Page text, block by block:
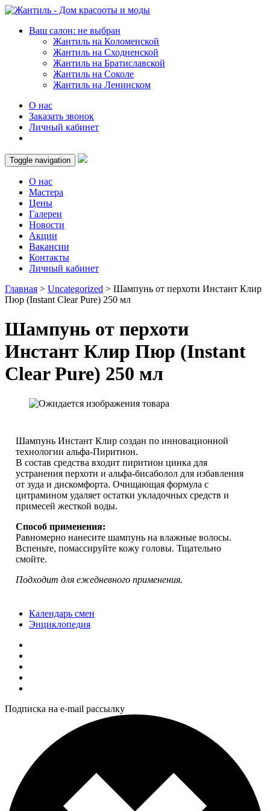
Ваш салон: не выбран
Жантиль на Коломенской
Жантиль на Сходненской
Жантиль на Братиславской
Жантиль на Соколе
Жантиль на Ленинском
О нас
Заказать звонок
Личный кабинет
Toggle navigation
О нас
Мастера
Цены
Галереи
Новости
Акции
Вакансии
Контакты
Личный кабинет
Главная > Uncategorized > Шампунь от перхоти Инстант Клир
Пюр (Instant Clear Pure) 250 мл
Шампунь от перхоти
Инстант Клир Пюр (Instant
Clear Pure) 250 мл
Шампунь Инстант Клир создан по инновационной
технологии альфа-Пиритион.
В состав средства входит пиритион цинка для
устранения перхоти и альфа-бисаболол для избавления
от зуда и дискомфорта. Очищающая формула с
цитрамином удаляет остатки укладочных средств и
примесей жесткой воды.
Способ применения:
Равномерно нанесите шампунь на влажные волосы.
Вспеньте, помассируйте кожу головы. Тщательно
смойте.
Подходит для ежедневного применения.
Календарь смен
Энциклопедия
Подписка на e-mail рассылку